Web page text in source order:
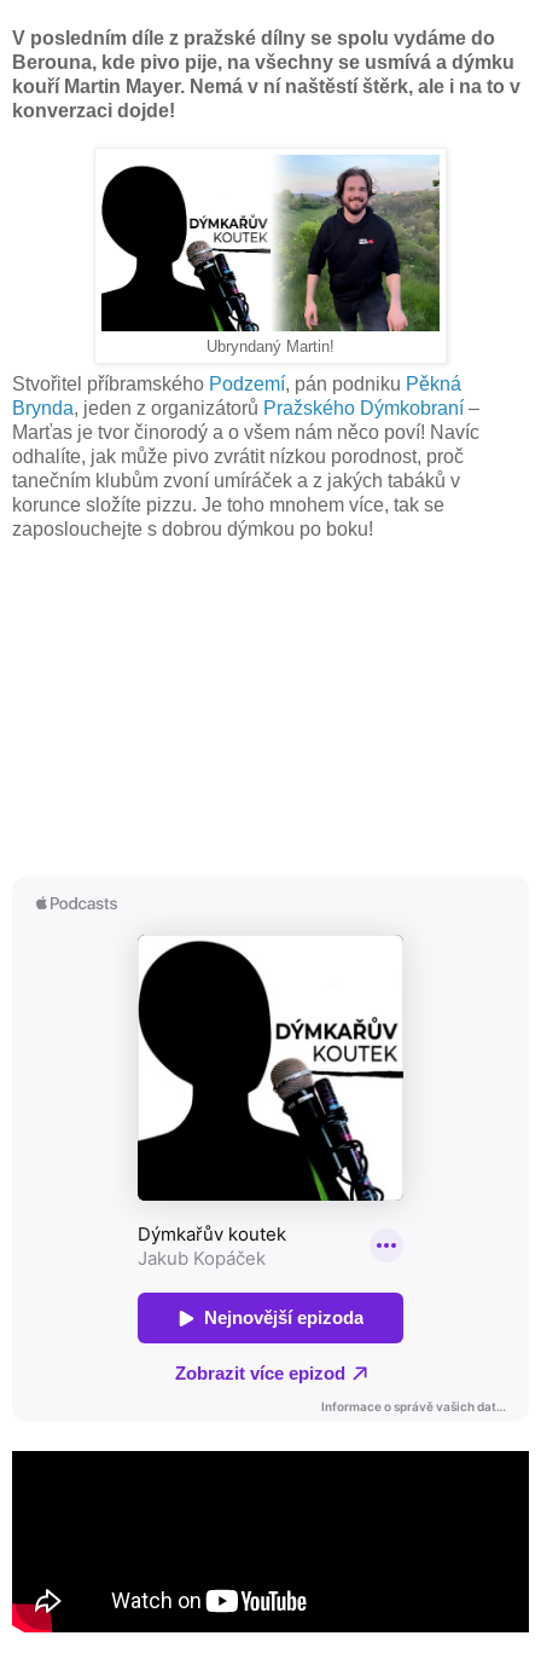
V posledním díle z pražské dílny se spolu vydáme do
Berouna, kde pivo pije, na všechny se usmívá a dýmku
kouří Martin Mayer. Nemá v ní naštěstí štěrk, ale i na to v
konverzaci dojde!
Ubryndaný Martin!
Stvořitel příbramského ⁠Podzemí⁠, pán podniku ⁠Pěkná
Brynda⁠, jeden z organizátorů ⁠Pražského Dýmkobraní⁠ –
Marťas je tvor činorodý a o všem nám něco poví! Navíc
odhalíte, jak může pivo zvrátit nízkou porodnost, proč
tanečním klubům zvoní umíráček a z jakých tabáků v
korunce složíte pizzu. Je toho mnohem více, tak se
zaposlouchejte s dobrou dýmkou po boku!